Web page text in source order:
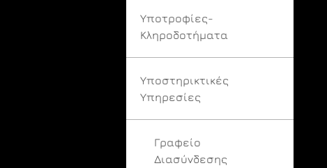
Υποτροφίες-
Κληροδοτήματα
Υποστηρικτικές
Υπηρεσίες
Γραφείο
Διασύνδεσης